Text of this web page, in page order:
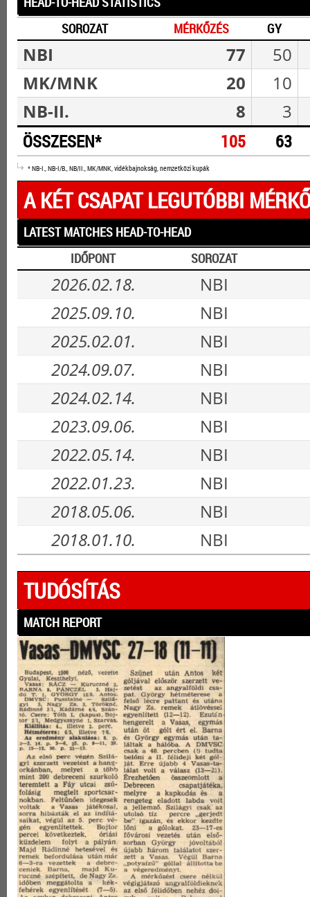
SOROZAT
MÉRKŐZÉS GY
NBI 77
50
MK/MNK
20
10
NB-II.
8 3
ÖSSZESEN* 105 63
* NB-I., NB-I/B., NB/II., MK/MNK, vidékbajnokság, nemzetközi kupák
A KÉT CSAPAT LEGUTÓBBI
LATEST MATCHES HEAD-TO-HEAD
IDŐPONT
SOROZAT
2026.02.18.
NBI
2025.09.10.
NBI
2025.02.01.
NBI
2024.09.07.
NBI
2024.02.14.
NBI
2023.09.06.
NBI
2022.05.14.
NBI
2022.01.23.
NBI
2018.05.06.
NBI
2018.01.10.
NBI
TUDÓSÍTÁS
MATCH REPORT